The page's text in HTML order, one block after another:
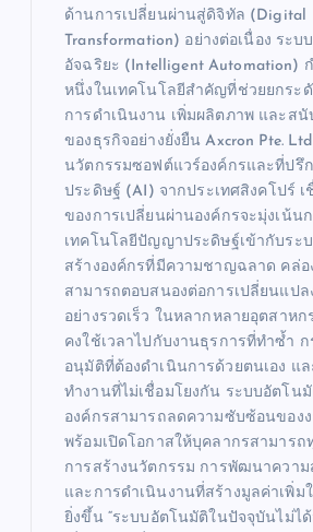
ด้านการเปลี่ยนผ่านสู่ดิจิทัล (Digital
Transformation) อย่างต่อเนื่อง ระบ
อัจฉริยะ (Intelligent Automation)
หนึ่งในเทคโนโลยีสำคัญที่ช่วยยกระ
การดำเนินงาน เพิ่มผลิตภาพ และส
ของธุรกิจอย่างยั่งยืน Axcron Pte.
นวัตกรรมซอฟต์แวร์องค์กรและที่ป
ประดิษฐ์ (AI) จากประเทศสิงคโปร์ เ
ของการเปลี่ยนผ่านองค์กรจะมุ่งเน้น
เทคโนโลยีปัญญาประดิษฐ์เข้ากับระ
สร้างองค์กรที่มีความชาญฉลาด คล่อ
สามารถตอบสนองต่อการเปลี่ยนแปล
อย่างรวดเร็ว ในหลากหลายอุตสาห
คงใช้เวลาไปกับงานธุรการที่ทำซ้ำ
อนุมัติที่ต้องดำเนินการด้วยตนเอง แ
ทำงานที่ไม่เชื่อมโยงกัน ระบบอัตโน
องค์กรสามารถลดความซับซ้อนของ
พร้อมเปิดโอกาสให้บุคลากรสามารถ
การสร้างนวัตกรรม การพัฒนาควา
และการดำเนินงานที่สร้างมูลค่าเพิ่ม
ยิ่งขึ้น “ระบบอัตโนมัติในปัจจุบันไม่ได้